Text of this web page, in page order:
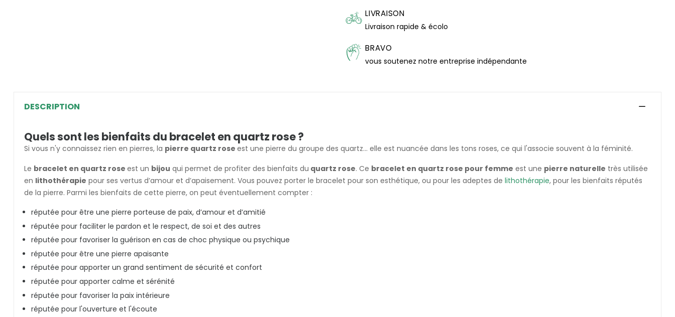
LIVRAISON
Livraison rapide & écolo
BRAVO
vous soutenez notre entreprise indépendante
DESCRIPTION
Quels sont les bienfaits du bracelet en quartz rose ?
Si vous n'y connaissez rien en pierres, la pierre quartz rose est une pierre du groupe des quartz... elle est nuancée dans les tons roses, ce qui l'associe souvent à la féminité.
Le bracelet en quartz rose est un bijou qui permet de profiter des bienfaits du quartz rose. Ce bracelet en quartz rose pour femme est une pierre naturelle très utilisée
en lithothérapie pour ses vertus d’amour et d’apaisement. Vous pouvez porter le bracelet pour son esthétique, ou pour les adeptes de lithothérapie, pour les bienfaits réputés
de la pierre. Parmi les bienfaits de cette pierre, on peut éventuellement compter :
réputée pour être une pierre porteuse de paix, d’amour et d’amitié
réputée pour faciliter le pardon et le respect, de soi et des autres
réputée pour favoriser la guérison en cas de choc physique ou psychique
réputée pour être une pierre apaisante
réputée pour apporter un grand sentiment de sécurité et confort
réputée pour apporter calme et sérénité
réputée pour favoriser la paix intérieure
réputée pour l'ouverture et l'écoute